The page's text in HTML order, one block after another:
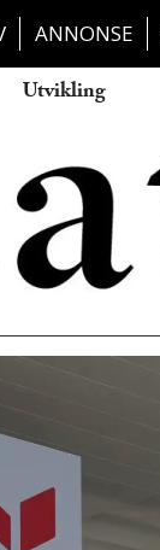
ANNONSE
Utvikling